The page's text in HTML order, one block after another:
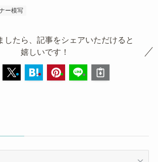
ー模写
したら、記事をシェアいただけると
嬉しいです！